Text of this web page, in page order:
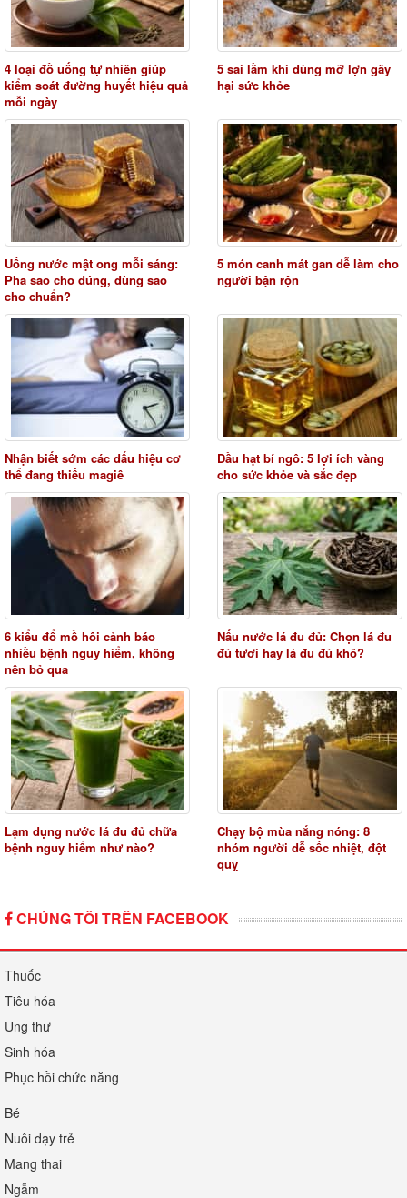
4 loại đồ uống tự nhiên giúp
kiểm soát đường huyết hiệu quả
mỗi ngày
5 sai lầm khi dùng mỡ lợn gây
hại sức khỏe
Uống nước mật ong mỗi sáng:
Pha sao cho đúng, dùng sao
cho chuẩn?
5 món canh mát gan dễ làm cho
người bận rộn
Nhận biết sớm các dấu hiệu cơ
thể đang thiếu magiê
Dầu hạt bí ngô: 5 lợi ích vàng
cho sức khỏe và sắc đẹp
6 kiểu đổ mồ hôi cảnh báo
nhiều bệnh nguy hiểm, không
nên bỏ qua
Nấu nước lá đu đủ: Chọn lá đu
đủ tươi hay lá đu đủ khô?
Lạm dụng nước lá đu đủ chữa
bệnh nguy hiểm như nào?
Chạy bộ mùa nắng nóng: 8
nhóm người dễ sốc nhiệt, đột
quỵ
CHÚNG TÔI TRÊN FACEBOOK
Thuốc
Tiêu hóa
Ung thư
Sinh hóa
Phục hồi chức năng
Bé
Nuôi dạy trẻ
Mang thai
Ngẫm